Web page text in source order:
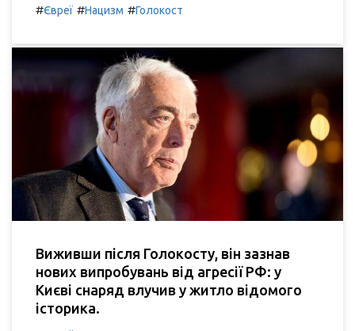
#Євреї #Нацизм #Голокост
Виживши після Голокосту, він зазнав
нових випробувань від агресії РФ: у
Києві снаряд влучив у житло відомого
історика.